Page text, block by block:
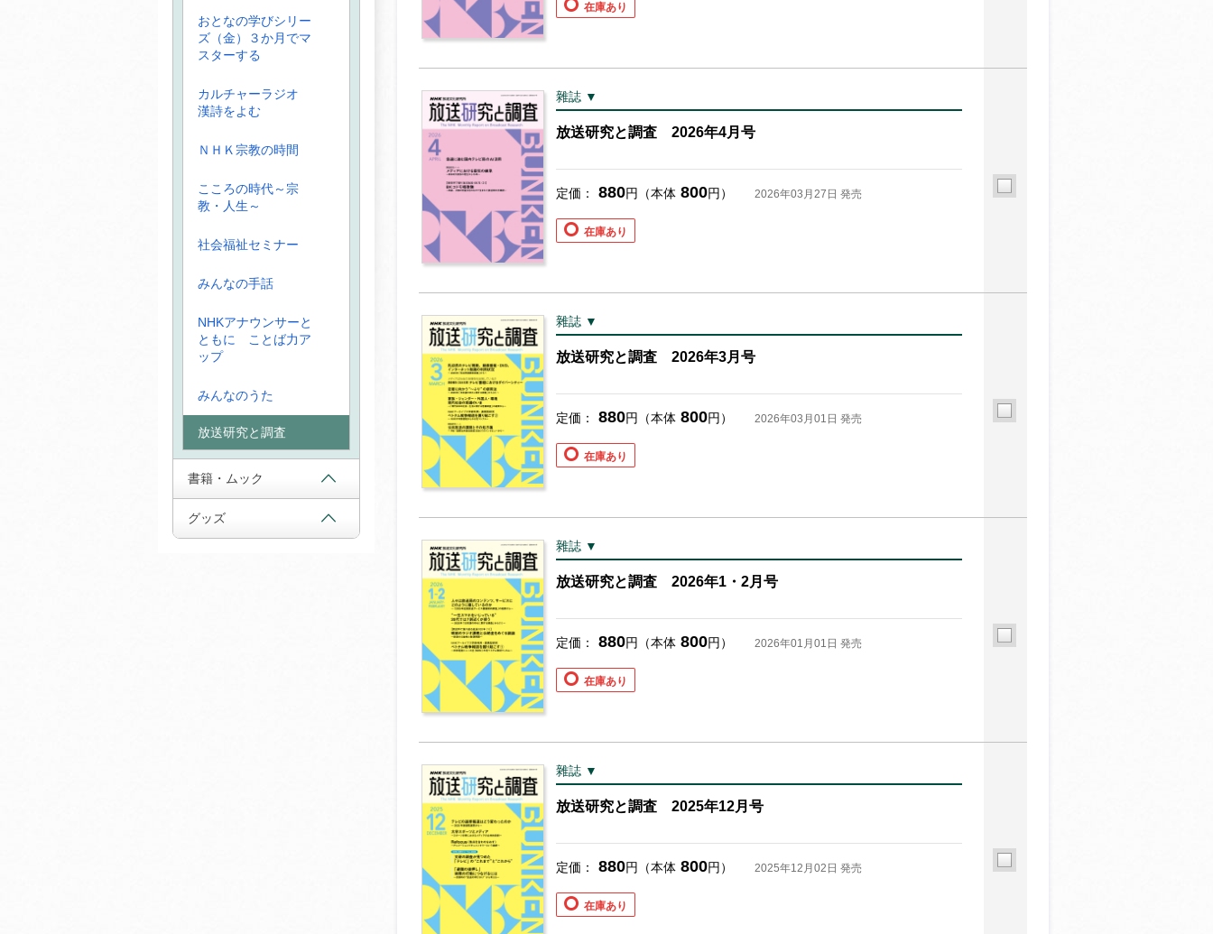
他にも商品を買う
在庫あり
雜誌 ▼
放送研究と調査 2026年4月号
定価： 880円（本体 800円） 2026年03月27日 発売
在庫あり
雜誌 ▼
放送研究と調査 2026年3月号
定価： 880円（本体 800円） 2026年03月01日 発売
在庫あり
雜誌 ▼
放送研究と調査 2026年1・2月号
定価： 880円（本体 800円） 2026年01月01日 発売
在庫あり
雜誌 ▼
放送研究と調査 2025年12月号
定価： 880円（本体 800円） 2025年12月02日 発売
在庫あり
おとなの学びシリー
ズ（金）３か月でマ
スターする
カルチャーラジオ
漢詩をよむ
ＮＨＫ宗教の時間
こころの時代～宗
教・人生～
社会福祉セミナー
みんなの手話
NHKアナウンサーと
ともに ことば力ア
ップ
みんなのうた
放送研究と調査
書籍・ムック
グッズ